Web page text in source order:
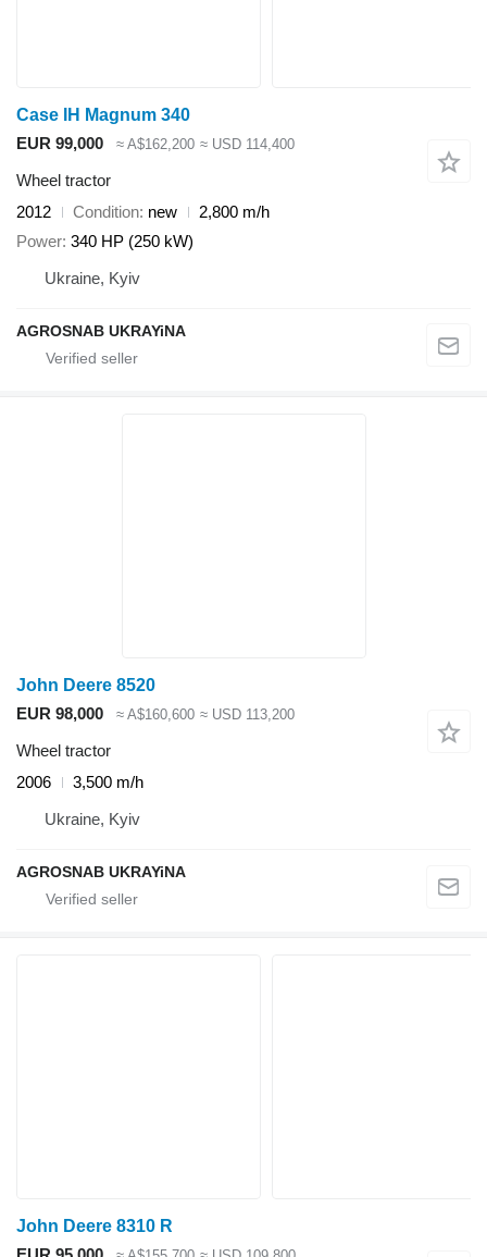
Case IH Magnum 340
EUR 99,000
≈ A$162,200 ≈ USD 114,400
Wheel tractor
2012
Condition new
2,800 m/h
Power 340 HP (250 kW)
Ukraine, Kyiv
AGROSNAB UKRAYiNA
John Deere 8520
EUR 98,000
≈ A$160,600 ≈ USD 113,200
Wheel tractor
2006
3,500 m/h
Ukraine, Kyiv
AGROSNAB UKRAYiNA
John Deere 8310 R